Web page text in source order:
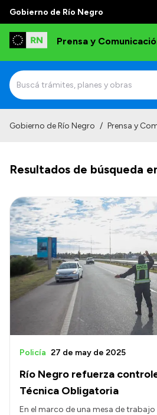
Gobierno de Río Negro
Prensa y
Autoridades
Referentes de prensa
Archivo de noticias
Transparencia
Presupuesto
Boletín Oficial
Compras y licitaciones
Consulta de expedientes
Convocatorias
Intranet
Gobierno de Río Negro / Prensa y
Resultados de búsqueda
Río Negro refuerza
Técnica Obligatoria
Policía 27 de may de 2025
En el marco de una mesa de